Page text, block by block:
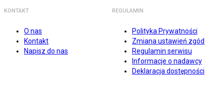
KONTAKT
O nas
Kontakt
Napisz do nas
REGULAMIN
Polityka Prywatności
Zmiana ustawień zgód
Regulamin serwisu
Informacje o nadawcy
Deklaracja dostępności